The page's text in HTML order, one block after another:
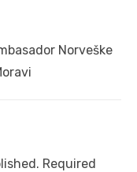
Norveške
Required